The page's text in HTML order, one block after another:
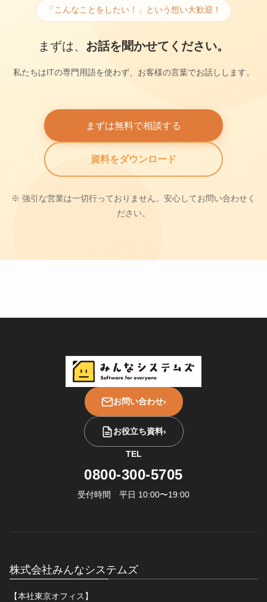
「こんなことをしたい！」という想い大歓迎！
まずは、 お話を聞かせてください。
私たちはITの専門用語を使わず、お客様の言葉でお話しします。
まずは無料で相談する
資料をダウンロード
※ 強引な営業は一切行っておりません。安心してお問い合わせく
ださい。
お問い合わせ›
お役立ち資料›
TEL
0800-300-5705
受付時間 平日 10:00〜19:00
株式会社みんなシステムズ
【本社東京オフィス】